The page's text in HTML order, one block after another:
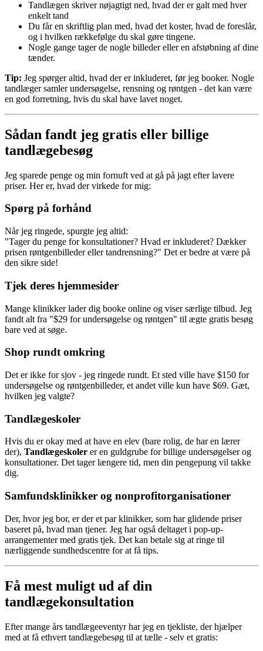
Tandlægen skriver nøjagtigt ned, hvad der er galt med hver
enkelt tand
Du får en skriftlig plan med, hvad det koster, hvad de foreslår,
og i hvilken rækkefølge du skal gøre tingene.
Nogle gange tager de nogle billeder eller en afstøbning af dine
tænder.
Tip: Jeg spørger altid, hvad der er inkluderet, før jeg booker. Nogle
tandlæger samler undersøgelse, rensning og røntgen - det kan være
en god forretning, hvis du skal have lavet noget.
Sådan fandt jeg gratis eller billige
tandlægebesøg
Jeg sparede penge og min fornuft ved at gå på jagt efter lavere
priser. Her er, hvad der virkede for mig:
Spørg på forhånd
Når jeg ringede, spurgte jeg altid:
"Tager du penge for konsultationer? Hvad er inkluderet? Dækker
prisen røntgenbilleder eller tandrensning?" Det er bedre at være på
den sikre side!
Tjek deres hjemmesider
Mange klinikker lader dig booke online og viser særlige tilbud. Jeg
fandt alt fra "$29 for undersøgelse og røntgen" til ægte gratis besøg
bare ved at søge.
Shop rundt omkring
Det er ikke for sjov - jeg ringede rundt. Et sted ville have $150 for
undersøgelse og røntgenbilleder, et andet ville kun have $69. Gæt,
hvilken jeg valgte?
Tandlægeskoler
Hvis du er okay med at have en elev (bare rolig, de har en lærer
der), Tandlægeskoler er en guldgrube for billige undersøgelser og
konsultationer. Det tager længere tid, men din pengepung vil takke
dig.
Samfundsklinikker og nonprofitorganisationer
Der, hvor jeg bor, er der et par klinikker, som har glidende priser
baseret på, hvad man tjener. Jeg har også deltaget i pop-up-
arrangementer med gratis tjek. Det kan betale sig at ringe til
nærliggende sundhedscentre for at få tips.
Få mest muligt ud af din
tandlægekonsultation
Efter mange års tandlægeeventyr har jeg en tjekliste, der hjælper
med at få ethvert tandlægebesøg til at tælle - selv et gratis: